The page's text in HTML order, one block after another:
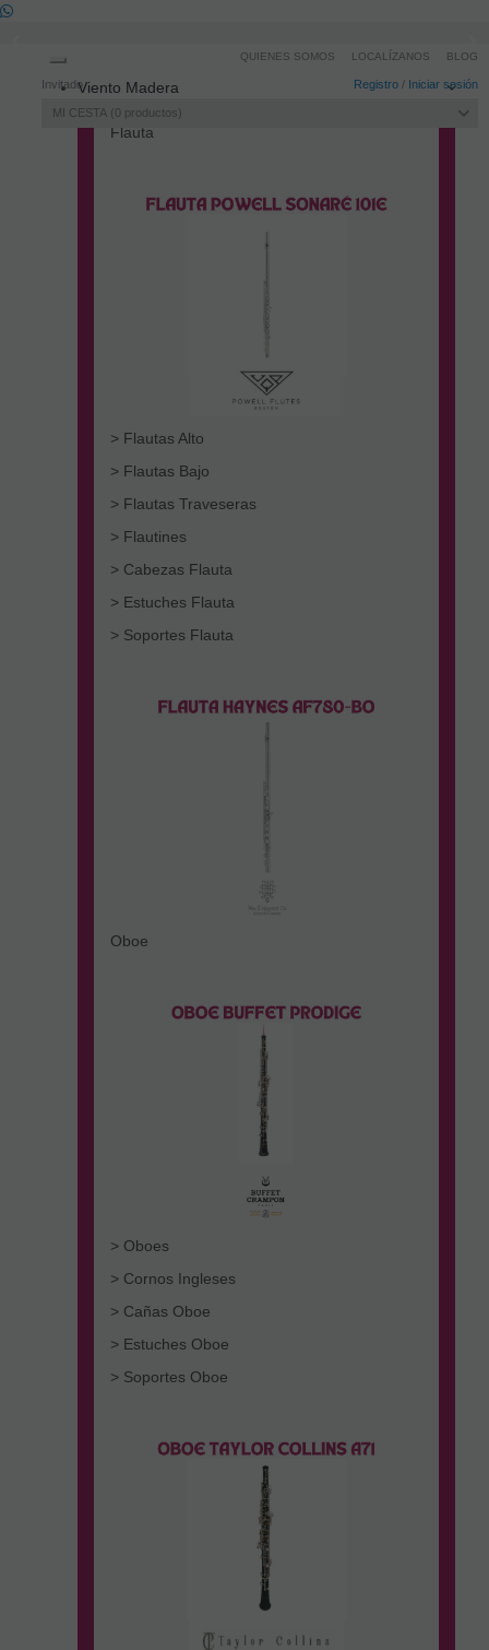
Invitado Registro / Iniciar sesión
MI CESTA 0 productos
QUIENES SOMOS LOCALÍZANOS BLOG
navigation
Viento Madera
Flauta
> Flautas Alto
> Flautas Bajo
> Flautas Traveseras
> Flautines
> Cabezas Flauta
> Estuches Flauta
> Soportes Flauta
Oboe
> Oboes
> Cornos Ingleses
> Cañas Oboe
> Estuches Oboe
> Soportes Oboe